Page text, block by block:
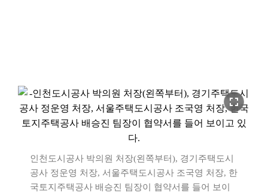
fullscreen
인천도시공사 박의원 처장(왼쪽부터), 경기주택도시
공사 정운영 처장, 서울주택도시공사 조국영 처장, 한
국토지주택공사 배승진 팀장이 협약서를 들어 보이